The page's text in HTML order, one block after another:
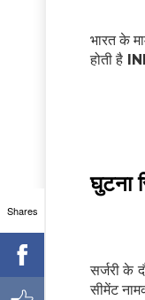
भारत के
होती है
घुटना
सर्जरी के
सीमेंट
Shares